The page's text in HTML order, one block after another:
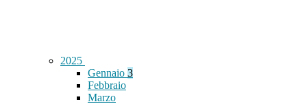
2025
Gennaio 3
Febbraio
Marzo